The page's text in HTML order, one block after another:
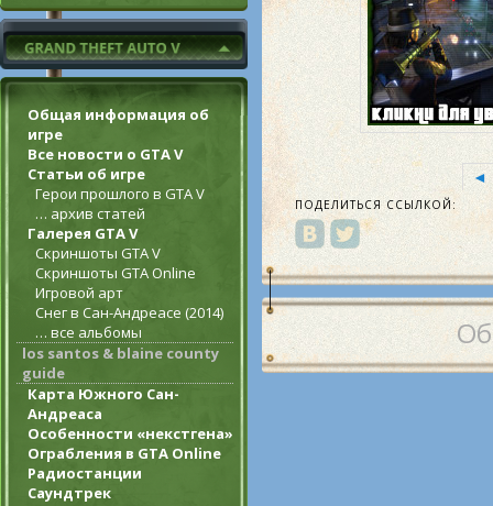
Общая информация об
игре
Все новости о GTA V
Статьи об игре
Герои прошлого в GTA V
… архив статей
Галерея GTA V
Скриншоты GTA V
Скриншоты GTA Online
Игровой арт
Снег в Сан-Андреасе (2014)
… все альбомы
los santos & blaine county
guide
Карта Южного Сан-
Андреаса
Особенности «некстгена»
Ограбления в GTA Online
Радиостанции
Саундтрек
◄
ПОДЕЛИТЬСЯ ССЫЛКОЙ: